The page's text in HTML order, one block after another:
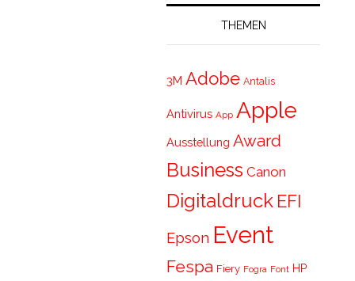
THEMEN
3M Adobe Antalis
Antivirus App Apple
Ausstellung Award
Business Canon
Digitaldruck EFI
Epson Event
Fespa Fiery Fogra Font HP